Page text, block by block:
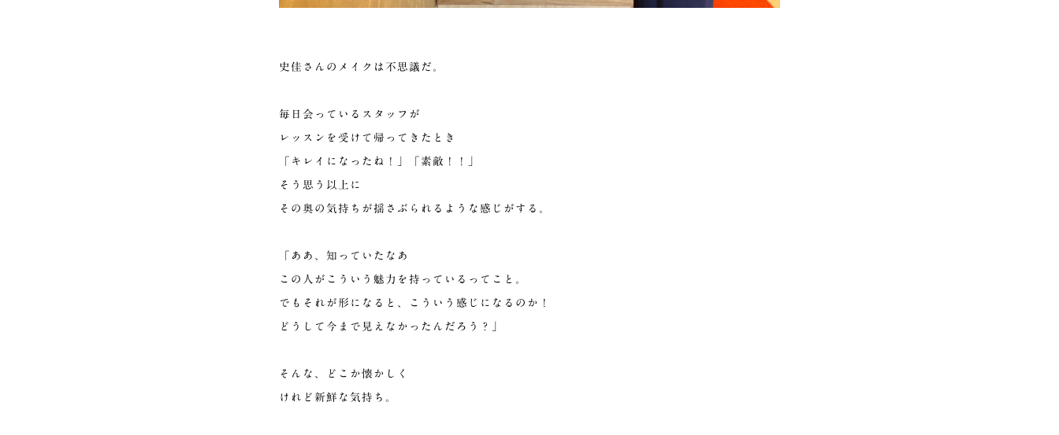
史佳さんのメイクは不思議だ。
毎日会っているスタッフが
レッスンを受けて帰ってきたとき
「キレイになったね！」「素敵！！」
そう思う以上に
その奥の気持ちが揺さぶられるような感じがする。
「ああ、知っていたなあ
この人がこういう魅力を持っているってこと。
でもそれが形になると、こういう感じになるのか！
どうして今まで見えなかったんだろう？」
そんな、どこか懐かしく
けれど新鮮な気持ち。